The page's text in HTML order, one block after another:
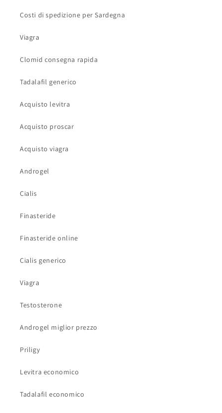
Costi di spedizione per Sardegna
Viagra
Clomid consegna rapida
Tadalafil generico
Acquisto levitra
Acquisto proscar
Acquisto viagra
Androgel
Cialis
Finasteride
Finasteride online
Cialis generico
Viagra
Testosterone
Androgel miglior prezzo
Priligy
Levitra economico
Tadalafil economico